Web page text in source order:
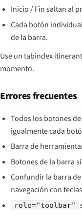
Inicio / Fin saltan al
Cada botón
de la barra.
Use un tabindex
momento.
Errores frecuentes
Todos los botones
igualmente cada
Barra de
Botones de la barra
Confundir la barra
navegación con
role="toolbar"